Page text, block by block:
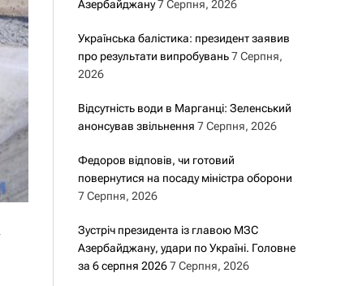
Азербайджану 7 Серпня, 2026
Українська балістика: президент заявив
про результати випробувань 7 Серпня,
2026
Відсутність води в Марганці: Зеленський
анонсував звільнення 7 Серпня, 2026
Федоров відповів, чи готовий
повернутися на посаду міністра оборони
7 Серпня, 2026
Зустріч президента із главою МЗС
Азербайджану, удари по Україні. Головне
за 6 серпня 2026 7 Серпня, 2026